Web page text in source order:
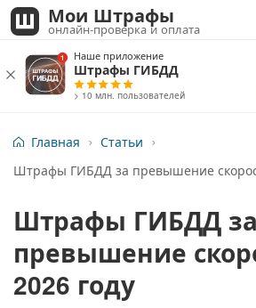
Мои Штрафы
онлайн-проверка и оплата
Наше приложение
Штрафы ГИБДД
> 10 млн. пользователей
Главная
Статьи
Штрафы ГИБДД за превышение
Штрафы ГИБДД за
превышение
2026 году